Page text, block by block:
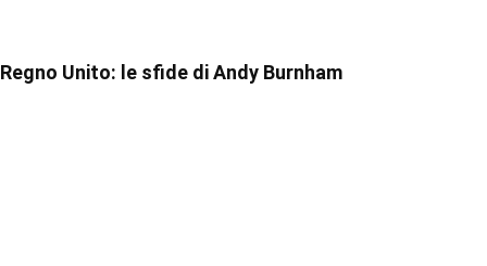
Regno Unito: le sfide di Andy Burnham